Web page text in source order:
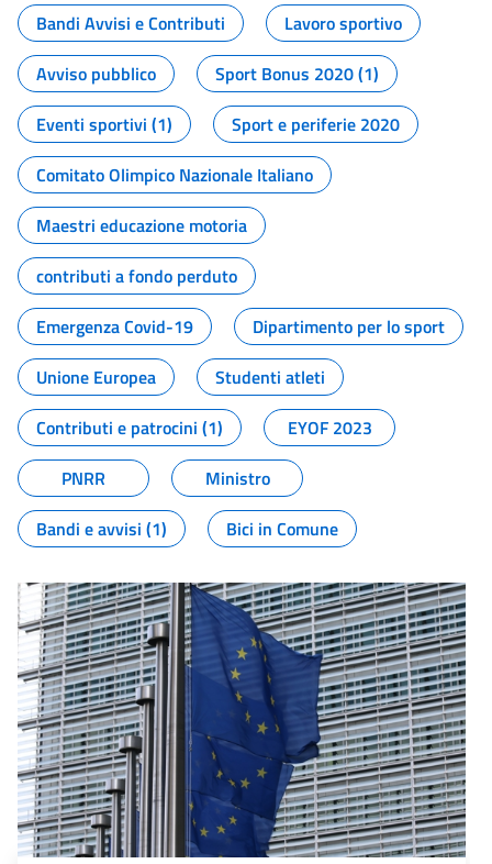
Bandi Avvisi e Contributi
Lavoro sportivo
Avviso pubblico
Sport Bonus 2020 (1)
Eventi sportivi (1)
Sport e periferie 2020
Comitato Olimpico Nazionale Italiano
Maestri educazione motoria
contributi a fondo perduto
Emergenza Covid-19
Dipartimento per lo sport
Unione Europea
Studenti atleti
Contributi e patrocini (1)
EYOF 2023
PNRR
Ministro
Bandi e avvisi (1)
Bici in Comune